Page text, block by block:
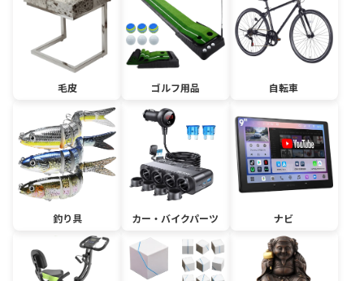
毛皮 ゴルフ用品 自転車
釣り具 カー・バイクパーツ ナビ